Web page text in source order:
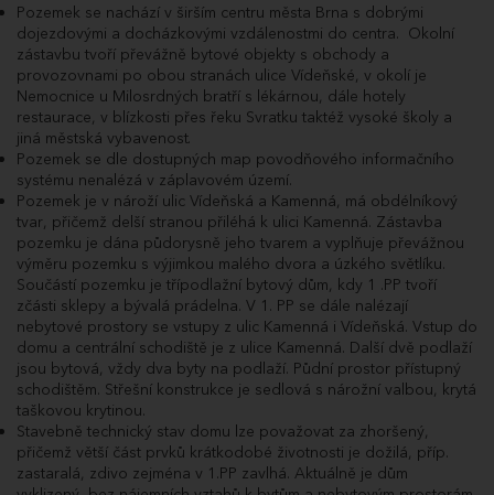
14.05.2025
10:41:06.323
Poprvé pro účastníka dražby LJL61959.
14.05.2025
10:41:06.243
Dražitel LJL61959 podal příhoz do dražby ve
výši 50 000 Kč a navýšil nabídnutou cenu na
34 100 000 Kč.
14.05.2025
10:40:54.717
Poprvé pro účastníka dražby EDI57918.
14.05.2025
10:40:54.670
Dražitel EDI57918 podal příhoz do dražby ve
výši 50 000 Kč a navýšil nabídnutou cenu na
34 050 000 Kč.
14.05.2025
10:40:41.017
Poprvé pro účastníka dražby LJL61959.
14.05.2025
10:40:40.953
Dražitel LJL61959 podal příhoz do dražby ve
výši 50 000 Kč a navýšil nabídnutou cenu na
34 000 000 Kč.
14.05.2025
10:40:31.410
Poprvé pro účastníka dražby EDI57918.
14.05.2025
10:40:31.360
Dražitel EDI57918 podal příhoz do dražby ve
výši 50 000 Kč a navýšil nabídnutou cenu na
33 950 000 Kč.
14.05.2025
10:40:19.100
Poprvé pro účastníka dražby LJL61959.
14.05.2025
10:40:19.020
Dražitel LJL61959 podal příhoz do dražby ve
výši 50 000 Kč a navýšil nabídnutou cenu na
Pozemek se nachází v širším centru města Brna s dobrými
dojezdovými a docházkovými vzdálenostmi do centra. Okolní
zástavbu tvoří převážně bytové objekty s obchody a
provozovnami po obou stranách ulice Vídeňské, v okolí je
Nemocnice u Milosrdných bratří s lékárnou, dále hotely
restaurace, v blízkosti přes řeku Svratku taktéž vysoké školy a
jiná městská vybavenost.
Pozemek se dle dostupných map povodňového informačního
systému nenalézá v záplavovém území.
Pozemek je v nároží ulic Vídeňská a Kamenná, má obdélníkový
tvar, přičemž delší stranou přiléhá k ulici Kamenná. Zástavba
pozemku je dána půdorysně jeho tvarem a vyplňuje převážnou
výměru pozemku s výjimkou malého dvora a úzkého světlíku.
Součástí pozemku je třípodlažní bytový dům, kdy 1 .PP tvoří
zčásti sklepy a bývalá prádelna. V 1. PP se dále nalézají
nebytové prostory se vstupy z ulic Kamenná i Vídeňská. Vstup do
domu a centrální schodiště je z ulice Kamenná. Další dvě podlaží
jsou bytová, vždy dva byty na podlaží. Půdní prostor přístupný
schodištěm. Střešní konstrukce je sedlová s nárožní valbou, krytá
taškovou krytinou.
Stavebně technický stav domu lze považovat za zhoršený,
přičemž větší část prvků krátkodobé životnosti je dožilá, příp.
zastaralá, zdivo zejména v 1.PP zavlhá. Aktuálně je dům